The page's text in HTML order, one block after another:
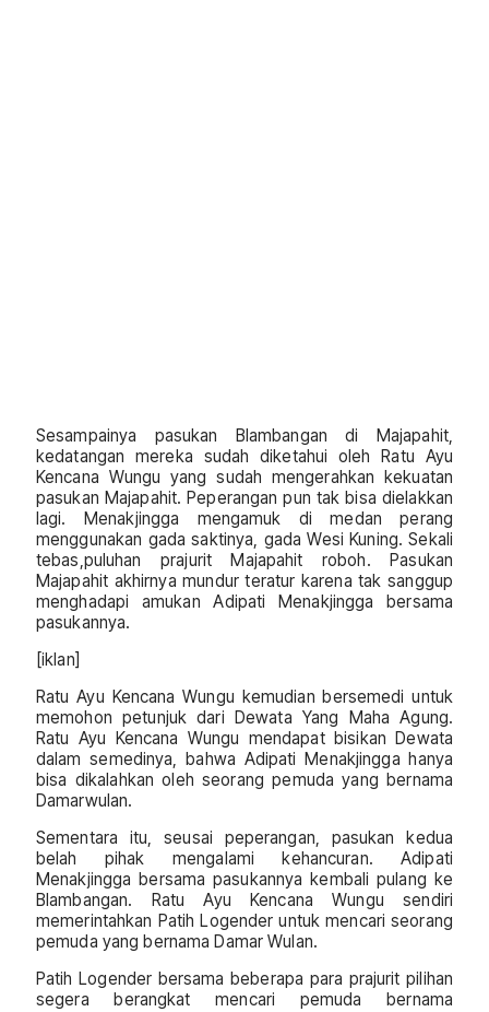
Sesampainya pasukan Blambangan di Majapahit,
kedatangan mereka sudah diketahui oleh Ratu Ayu
Kencana Wungu yang sudah mengerahkan kekuatan
pasukan Majapahit. Peperangan pun tak bisa dielakkan
lagi. Menakjingga mengamuk di medan perang
menggunakan gada saktinya, gada Wesi Kuning. Sekali
tebas,puluhan prajurit Majapahit roboh. Pasukan
Majapahit akhirnya mundur teratur karena tak sanggup
menghadapi amukan Adipati Menakjingga bersama
pasukannya.
[iklan]
Ratu Ayu Kencana Wungu kemudian bersemedi untuk
memohon petunjuk dari Dewata Yang Maha Agung.
Ratu Ayu Kencana Wungu mendapat bisikan Dewata
dalam semedinya, bahwa Adipati Menakjingga hanya
bisa dikalahkan oleh seorang pemuda yang bernama
Damarwulan.
Sementara itu, seusai peperangan, pasukan kedua
belah pihak mengalami kehancuran. Adipati
Menakjingga bersama pasukannya kembali pulang ke
Blambangan. Ratu Ayu Kencana Wungu sendiri
memerintahkan Patih Logender untuk mencari seorang
pemuda yang bernama Damar Wulan.
Patih Logender bersama beberapa para prajurit pilihan
segera berangkat mencari pemuda bernama